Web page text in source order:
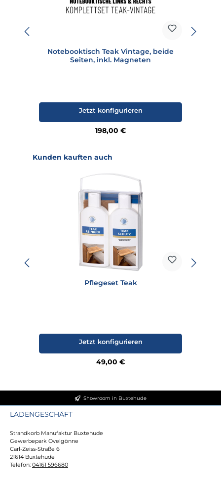
Notebooktisch Teak Vintage, beide
Seiten, inkl. Magneten
Regulärer Preis:
198,00 €
Jetzt konfigurieren
Produktgalerie überspringen
Kunden kauften auch
Pflegeset Teak
Regulärer Preis:
49,00 €
Jetzt konfigurieren
Showroom in Buxtehude
LADENGESCHÄFT
Strandkorb Manufaktur Buxtehude
Gewerbepark Ovelgönne
Carl-Zeiss-Straße 6
21614 Buxtehude
Telefon: 04161 596680